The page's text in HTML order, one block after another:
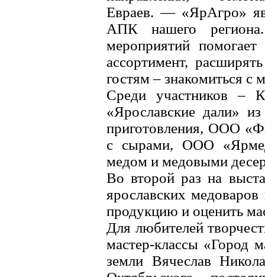
Евраев. — «ЯрАгро»
АПК нашего
мероприятий
ассортимент,
гостям – знакомиться с
Среди участников
«Ярославские дали»
приготовления, ООО
с сырами, ООО
медом и медовыми
Во второй раз на
ярославских
продукцию и оценить
Для любителей
мастер-классы «Город
земли Вячеслав